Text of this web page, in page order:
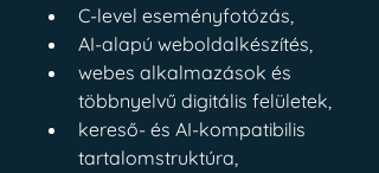
C-level eseményfotózás,
AI-alapú weboldalkészítés,
webes alkalmazások és
többnyelvű digitális felületek,
kereső- és AI-kompatibilis
tartalomstruktúra,